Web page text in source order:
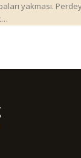
yakması.